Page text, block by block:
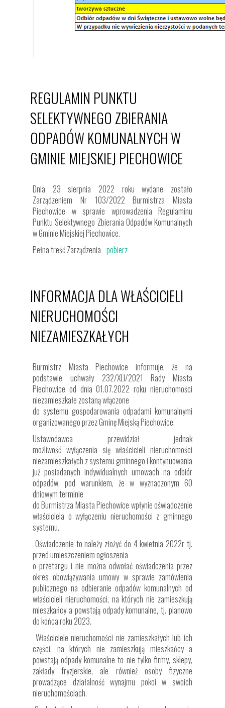
REGULAMIN PUNKTU
SELEKTYWNEGO ZBIERANIA
ODPADÓW KOMUNALNYCH W
GMINIE MIEJSKIEJ PIECHOWICE
Dnia 23 sierpnia 2022 roku wydane zostało
Zarządzeniem Nr 103/2022 Burmistrza Miasta
Piechowice w sprawie wprowadzenia Regulaminu
Punktu Selektywnego Zbierania Odpadów Komunalnych
w Gminie Miejskiej Piechowice.
Pełna treść Zarządzenia -pobierz
INFORMACJA DLA WŁAŚCICIELI
NIERUCHOMOŚCI
NIEZAMIESZKAŁYCH
Burmistrz Miasta Piechowice informuje, że na
podstawie uchwały 232/XLI/2021 Rady Miasta
Piechowice od dnia 01.07.2022 roku nieruchomości
niezamieszkałe zostaną włączone
do systemu gospodarowania odpadami komunalnymi
organizowanego przez Gminę Miejską Piechowice.
Ustawodawca przewidział jednak
możliwość wyłączenia się właścicieli nieruchomości
niezamieszkałych z systemu gminnego i kontynuowania
już posiadanych indywidualnych umowach na odbiór
odpadów, pod warunkiem, że w wyznaczonym 60
dniowym terminie
do Burmistrza Miasta Piechowice wpłynie oświadczenie
właściciela o wyłączeniu nieruchomości z gminnego
systemu.
Oświadczenie to należy złożyć do 4 kwietnia 2022r tj.
przed umieszczeniem ogłoszenia
o przetargu i nie można odwołać oświadczenia przez
okres obowiązywania umowy w sprawie zamówienia
publicznego na odbieranie odpadów komunalnych od
właścicieli nieruchomości, na których nie zamieszkują
mieszkańcy a powstają odpady komunalne, tj. planowo
do końca roku 2023.
Właściciele nieruchomości nie zamieszkałych lub ich
części, na których nie zamieszkują mieszkańcy a
powstają odpady komunalne to nie tylko firmy, sklepy,
zakłady fryzjerskie, ale również osoby fizyczne
prowadzące działalność wynajmu pokoi w swoich
nieruchomościach.